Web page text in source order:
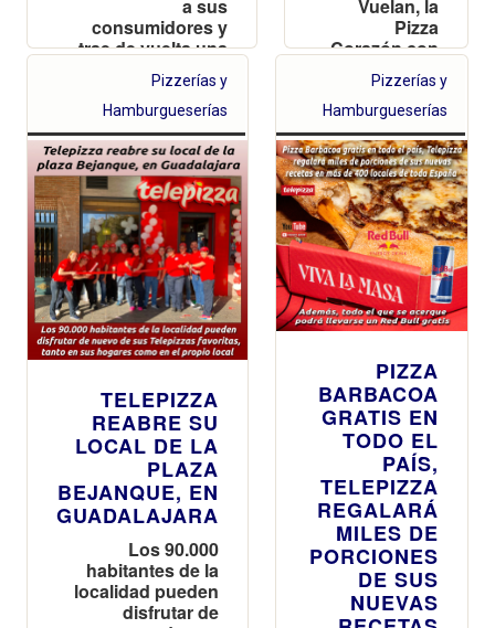
a sus
consumidores y
trae de vuelta una
nueva versión de
su pizza de
Burger… y, por si
eso fuera poco,
presenta una
nueva receta de
Perrito Caliente.
¡Ya están aquí las
nuevas Jugonas
de Telepizza!
Vuelan, la
Pizza
Corazón con
Flores te
Espera por
Tiempo
Limitado
Pizzerías y
Hamburgueserías
TELEPIZZA
REABRE SU
LOCAL DE LA
PLAZA
BEJANQUE, EN
GUADALAJARA
Los 90.000
habitantes de la
localidad pueden
disfrutar de
Pizzerías y
Hamburgueserías
PIZZA
BARBACOA
GRATIS EN
TODO EL
PAÍS,
TELEPIZZA
REGALARÁ
MILES DE
PORCIONES
DE SUS
NUEVAS